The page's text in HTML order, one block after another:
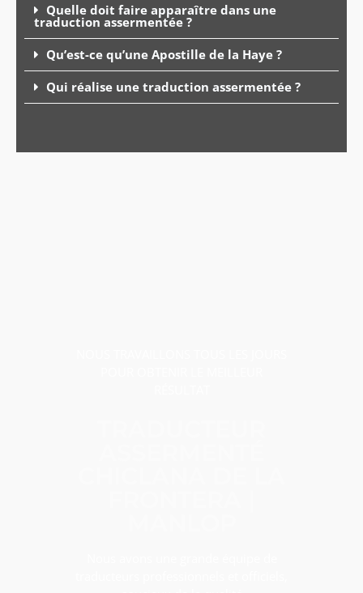
Quelle doit faire apparaître dans une
traduction assermentée ?
Qu’est-ce qu’une Apostille de la Haye ?
Qui réalise une traduction assermentée ?